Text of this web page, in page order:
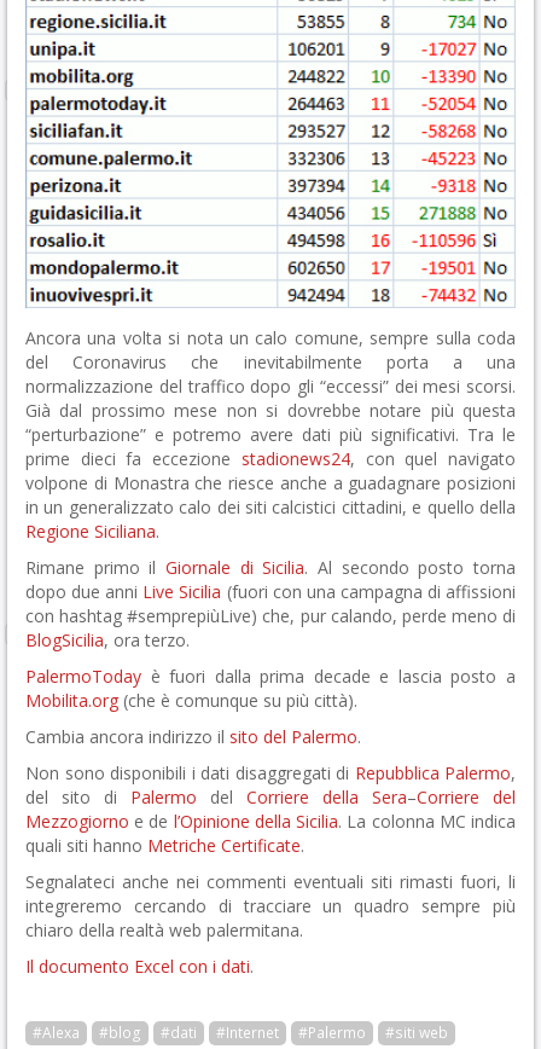
Ancora una volta si nota un calo comune, sempre sulla coda
del Coronavirus che inevitabilmente porta a una
normalizzazione del traffico dopo gli “eccessi” dei mesi scorsi.
Già dal prossimo mese non si dovrebbe notare più questa
“perturbazione” e potremo avere dati più significativi. Tra le
prime dieci fa eccezione stadionews24, con quel navigato
volpone di Monastra che riesce anche a guadagnare posizioni
in un generalizzato calo dei siti calcistici cittadini, e quello della
Regione Siciliana.
Rimane primo il Giornale di Sicilia. Al secondo posto torna
dopo due anni Live Sicilia (fuori con una campagna di affissioni
con hashtag #semprepiùLive) che, pur calando, perde meno di
BlogSicilia, ora terzo.
PalermoToday è fuori dalla prima decade e lascia posto a
Mobilita.org (che è comunque su più città).
Cambia ancora indirizzo il sito del Palermo.
Non sono disponibili i dati disaggregati di Repubblica Palermo,
del sito di Palermo del Corriere della Sera–Corriere del
Mezzogiorno e de l’Opinione della Sicilia. La colonna MC indica
quali siti hanno Metriche Certificate.
Segnalateci anche nei commenti eventuali siti rimasti fuori, li
integreremo cercando di tracciare un quadro sempre più
chiaro della realtà web palermitana.
Il documento Excel con i dati.
#Alexa #blog #dati #Internet #Palermo #siti web